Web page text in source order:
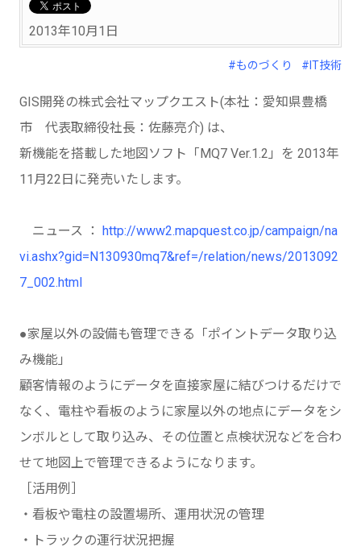
2013年10月1日
#ものづくり #IT技術
GIS開発の株式会社マップクエスト(本社：愛知県豊橋
市 代表取締役社長：佐藤亮介) は、
新機能を搭載した地図ソフト「MQ7 Ver.1.2」を 2013年
11月22日に発売いたします。
ニュース ： http://www2.mapquest.co.jp/campaign/na
vi.ashx?gid=N130930mq7&ref=/relation/news/2013092
7_002.html
●家屋以外の設備も管理できる「ポイントデータ取り込
み機能」
顧客情報のようにデータを直接家屋に結びつけるだけで
なく、電柱や看板のように家屋以外の地点にデータをシ
ンボルとして取り込み、その位置と点検状況などを合わ
せて地図上で管理できるようになります。
［活用例］
・看板や電柱の設置場所、運用状況の管理
・トラックの運行状況把握